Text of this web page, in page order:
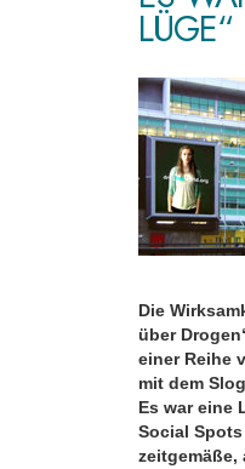
LÜGE“
Die
über
einer Reihe
mit dem
Es war eine
Social
zeitgemäße,